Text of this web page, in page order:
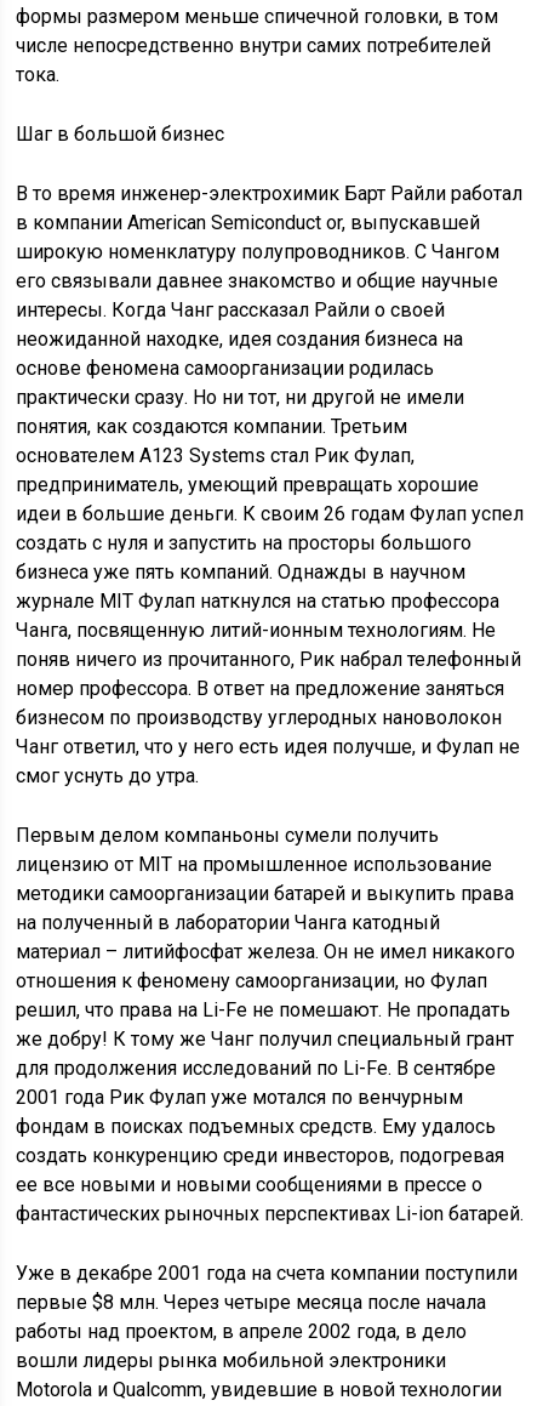
формы размером меньше спичечной головки, в том
числе непосредственно внутри самих потребителей
тока.
Шаг в большой бизнес
В то время инженер-электрохимик Барт Райли работал
в компании American Semiconduct or, выпускавшей
широкую номенклатуру полупроводников. С Чангом
его связывали давнее знакомство и общие научные
интересы. Когда Чанг рассказал Райли о своей
неожиданной находке, идея создания бизнеса на
основе феномена самоорганизации родилась
практически сразу. Но ни тот, ни другой не имели
понятия, как создаются компании. Третьим
основателем А123 Systems стал Рик Фулап,
предприниматель, умеющий превращать хорошие
идеи в большие деньги. К своим 26 годам Фулап успел
создать с нуля и запустить на просторы большого
бизнеса уже пять компаний. Однажды в научном
журнале MIT Фулап наткнулся на статью профессора
Чанга, посвященную литий-ионным технологиям. Не
поняв ничего из прочитанного, Рик набрал телефонный
номер профессора. В ответ на предложение заняться
бизнесом по производству углеродных нановолокон
Чанг ответил, что у него есть идея получше, и Фулап не
смог уснуть до утра.
Первым делом компаньоны сумели получить
лицензию от MIT на промышленное использование
методики самоорганизации батарей и выкупить права
на полученный в лаборатории Чанга катодный
материал – литийфосфат железа. Он не имел никакого
отношения к феномену самоорганизации, но Фулап
решил, что права на Li-Fe не помешают. Не пропадать
же добру! К тому же Чанг получил специальный грант
для продолжения исследований по Li-Fe. В сентябре
2001 года Рик Фулап уже мотался по венчурным
фондам в поисках подъемных средств. Ему удалось
создать конкуренцию среди инвесторов, подогревая
ее все новыми и новыми сообщениями в прессе о
фантастических рыночных перспективах Li-ion батарей.
Уже в декабре 2001 года на счета компании поступили
первые $8 млн. Через четыре месяца после начала
работы над проектом, в апреле 2002 года, в дело
вошли лидеры рынка мобильной электроники
Motorola и Qualcomm, увидевшие в новой технологии